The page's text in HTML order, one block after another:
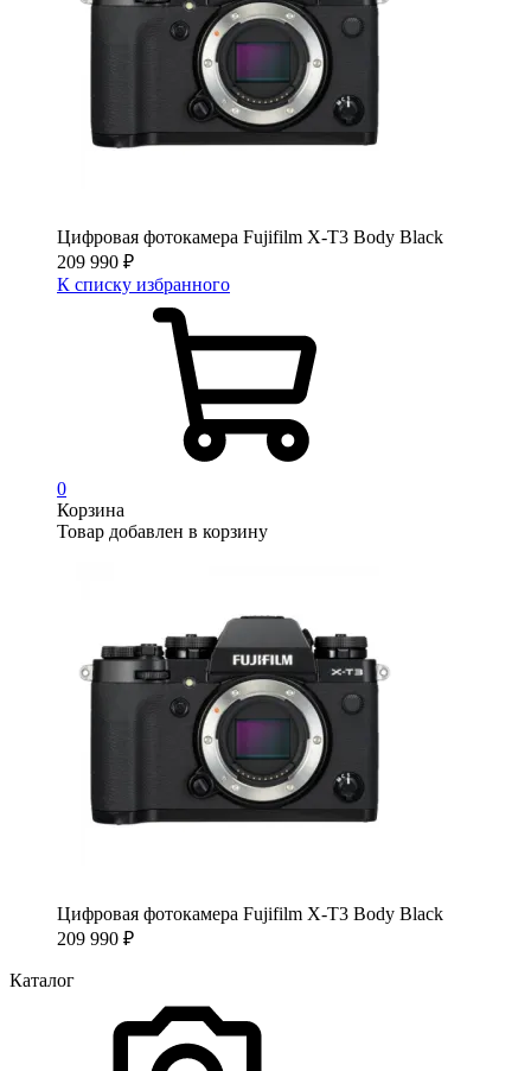
Цифровая фотокамера Fujifilm X-T3 Body Black
209 990 ₽
К списку избранного
0
Корзина
Товар добавлен в корзину
Цифровая фотокамера Fujifilm X-T3 Body Black
209 990 ₽
Каталог